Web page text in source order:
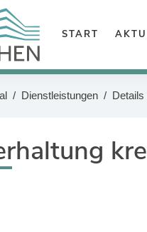
START
Dienstleistungen Details